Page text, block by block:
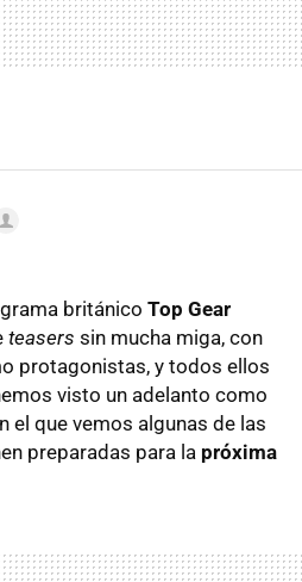
británico Top Gear
teasers sin mucha miga, con
protagonistas, y todos ellos
visto un adelanto como
el que vemos algunas de las
preparadas para la próxima